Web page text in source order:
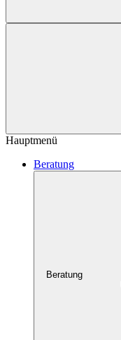
Hauptmenü
Beratung
Beratung